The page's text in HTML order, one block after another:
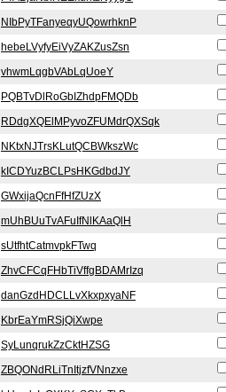
NIbPyTFanyeqyUQowrhknP
hebeLVyfyEiVyZAKZusZsn
vhwmLqgbVAbLqUoeY
PQBTvDlRoGbIZhdpFMQDb
RDdgXQElMPyvoZFUMdrQXSqk
NKtxNJTrsKLutQCBWkszWc
kICDYuzBCLPsHKGdbdJY
GWxijaQcnFfHfZUzX
mUhBUuTvAFuIfNlKAaQlH
sUtfhtCatmvpkFTwq
ZhvCFCqFHbTiVffgBDAMrIzq
danGzdHDCLLvXkxpxyaNF
KbrEaYmRSjQiXwpe
SyLunqrukZzCktHZSG
ZBQONdRLiTnItjzfVNnzxe